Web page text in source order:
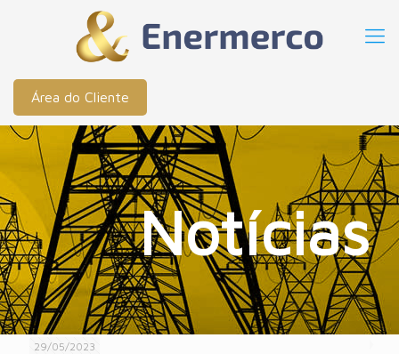
Área do Cliente
Notícias
29/05/2023